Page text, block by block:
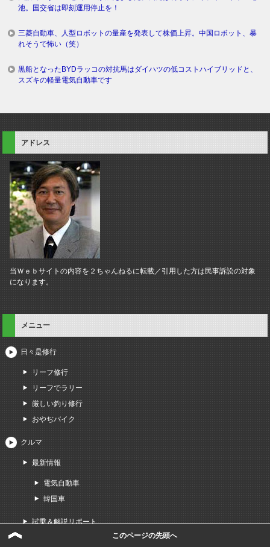
池。国交省は即刻運用停止を！
三菱自動車、人型ロボットの量産を発表して株価上昇。中国ロボット、暴
れそうで怖い（笑）
黒船となったBYDラッコの対抗馬はダイハツの低コストハイブリッドと、
スズキの軽量電気自動車です
アドレス
当Ｗｅｂサイトの内容を２ちゃんねるに転載／引用した方は民事訴訟の対象
になります。
メニュー
日々是修行
リーフ修行
リーフでラリー
厳しい釣り修行
おやぢバイク
クルマ
最新情報
電気自動車
韓国車
試乗＆解説リポート
このページの先頭へ